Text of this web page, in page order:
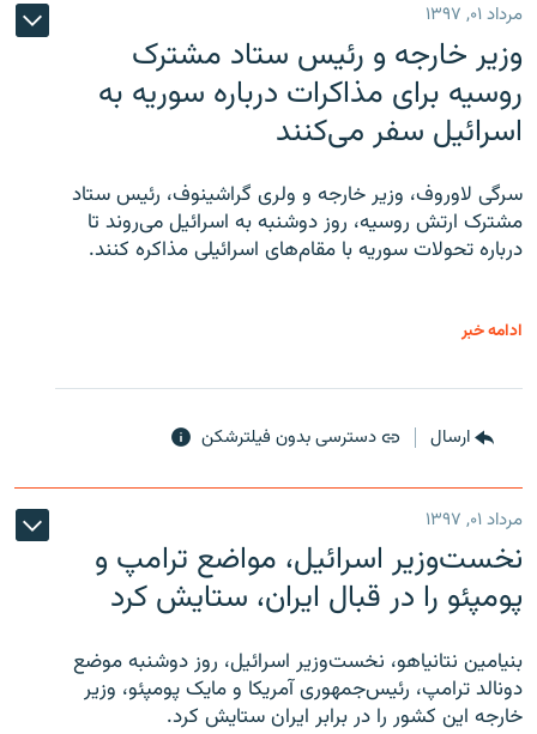
مرداد ۰۱, ۱۳۹۷
وزیر خارجه و رئیس‌ ستاد مشترک
روسیه برای مذاکرات درباره سوریه به
اسرائیل سفر می‌کنند
سرگی لاوروف، وزیر خارجه و ولری گراشینوف، رئیس ستاد
مشترک ارتش روسیه، روز دوشنبه به اسرائیل می‌روند تا
درباره تحولات سوریه با مقام‌های اسرائیلی مذاکره کنند.
ادامه خبر
ارسال دسترسی بدون فیلترشکن
مرداد ۰۱, ۱۳۹۷
نخست‌وزیر اسرائیل، مواضع ترامپ و
پومپئو را در قبال ایران، ستایش کرد
بنیامین نتانیاهو، نخست‌وزیر اسرائیل، روز دوشنبه موضع
دونالد ترامپ، رئیس‌جمهوری آمریکا و مایک پومپئو، وزیر
خارجه این کشور را در برابر ایران ستایش کرد.